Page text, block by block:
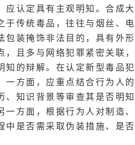
应认定具有主观明知。合成大
于传统毒品，往往与烟丝、电
包装掩饰非法目的，具有外形
且多与网络犯罪紧密关联，
知的辩解。在认定新型毒品犯
一方面，应重点结合行为人的
、知识背景等审查其是否明知
方面，根据行为人对制造、
中是否需采取伪装措施、是否